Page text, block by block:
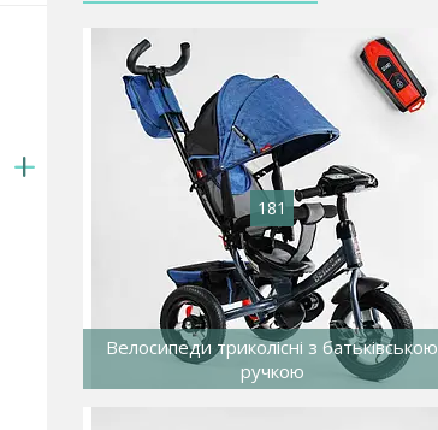
181
Велосипеди триколісні з батьківською
ручкою